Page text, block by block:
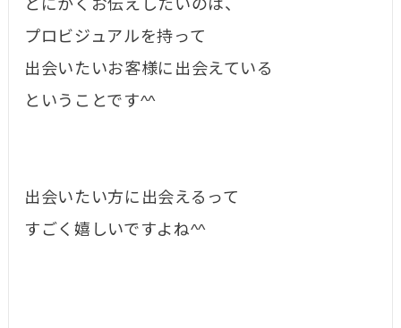
とにかくお伝えしたいのは、
プロビジュアルを持って
出会いたいお客様に出会えている
ということです^^
出会いたい方に出会えるって
すごく嬉しいですよね^^